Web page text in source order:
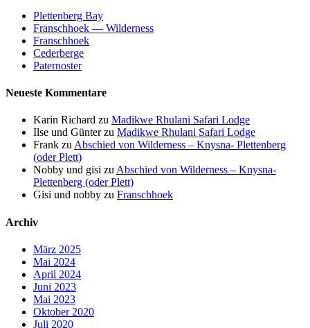
Plettenberg Bay
Franschhoek — Wilderness
Franschhoek
Cederberge
Paternoster
Neueste Kommentare
Karin Richard zu Madikwe Rhulani Safari Lodge
Ilse und Günterzu Madikwe Rhulani Safari Lodge
Frank zuAbschied von Wilderness – Knysna- Plettenberg
(oder Plett)
Nobby und gisi zuAbschied von Wilderness – Knysna-
Plettenberg (oder Plett)
Gisi und nobby zu Franschhoek
Archiv
März 2025
Mai 2024
April 2024
Juni 2023
Mai 2023
Oktober 2020
Juli 2020